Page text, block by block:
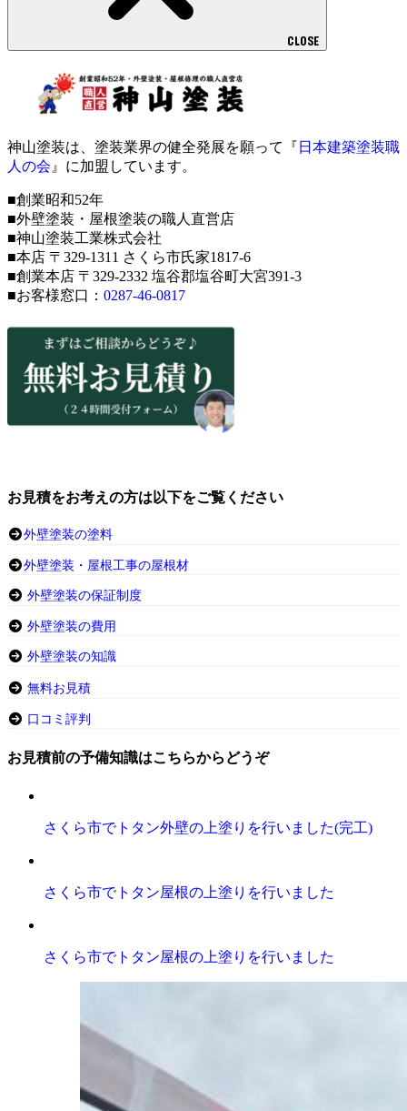
CLOSE
神山塗装は、塗装業界の健全発展を願って『 日本建築塗装職
人の会 』に加盟しています。
■創業昭和52年
■外壁塗装・屋根塗装の職人直営店
■神山塗装工業株式会社
■本店 〒329-1311 さくら市氏家1817-6
■創業本店 〒329-2332 塩谷郡塩谷町大宮391-3
■お客様窓口： 0287-46-0817
お見積をお考えの方は以下をご覧ください
外壁塗装の塗料
外壁塗装・屋根工事の屋根材
外壁塗装の保証制度
外壁塗装の費用
外壁塗装の知識
無料お見積
口コミ評判
お見積前の予備知識はこちらからどうぞ
さくら市でトタン外壁の上塗りを行いました(完工)
さくら市でトタン屋根の上塗りを行いました
さくら市でトタン屋根の上塗りを行いました